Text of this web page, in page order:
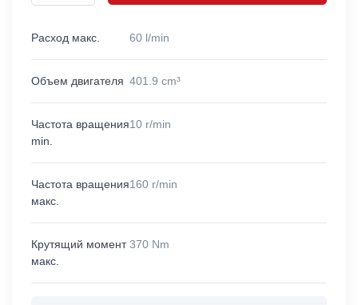
Расход макс. 60 l/min
Объем двигателя 401.9 cm³
Частота вращения
min.
10 r/min
Частота вращения
макс.
160 r/min
Крутящий момент
макс.
370 Nm